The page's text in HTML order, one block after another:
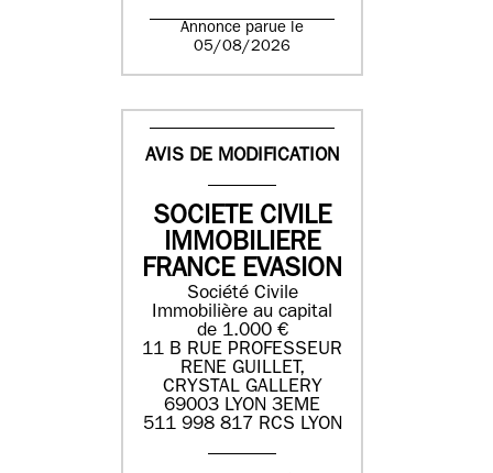
Annonce parue le
05/08/2026
AVIS DE MODIFICATION
SOCIETE CIVILE
IMMOBILIERE
FRANCE EVASION
Société Civile
Immobilière au capital
de 1.000 €
11 B RUE PROFESSEUR
RENE GUILLET,
CRYSTAL GALLERY
69003 LYON 3EME
511 998 817 RCS LYON